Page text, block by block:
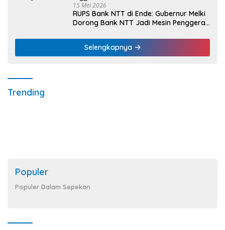
15 Mei 2026
RUPS Bank NTT di Ende: Gubernur Melki
Dorong Bank NTT Jadi Mesin Penggerak
Selengkapnya
Trending
Populer
Populer Dalam Sepekan